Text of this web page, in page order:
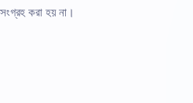
করা হয় না।